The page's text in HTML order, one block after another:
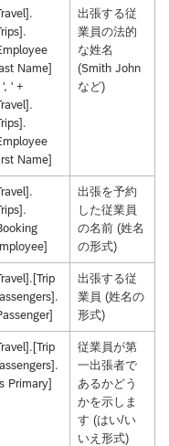
Name]
' +
Name]
出張する従
業員の法的
な姓名
(Smith John
など)
出張を予約
した従業員
の名前 (姓名
の形式)
出張する従
業員 (姓名の
形式)
Primary]
従業員が第
一出張者で
あるかどう
かを示しま
す (はい/い
いえ形式)